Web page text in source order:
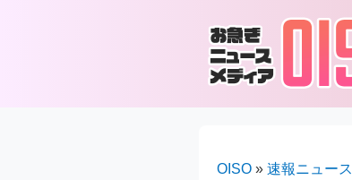
OISO » 速報ニュース